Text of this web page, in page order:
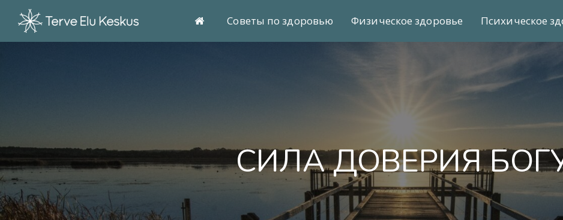
Советы по здоровью Физическое здоровье Психическое
СИЛА ДОВЕРИЯ